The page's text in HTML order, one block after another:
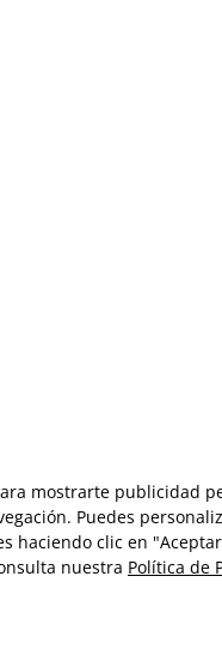
mostrarte publicidad
Puedes
haciendo clic en
nuestra Política de